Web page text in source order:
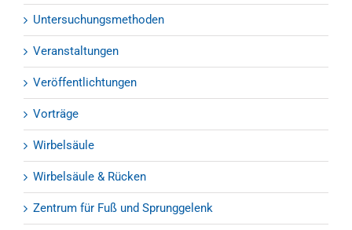
Untersuchungsmethoden
Veranstaltungen
Veröffentlichtungen
Vorträge
Wirbelsäule
Wirbelsäule & Rücken
Zentrum für Fuß und Sprunggelenk